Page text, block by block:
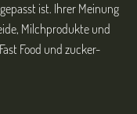
ist. Ihrer Meinung
Milchprodukte und
Food und zucker-